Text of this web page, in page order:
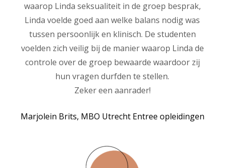
waarop Linda seksualiteit in de groep besprak,
Linda voelde goed aan welke balans nodig was
tussen persoonlijk en klinisch. De studenten
voelden zich veilig bij de manier waarop Linda de
controle over de groep bewaarde waardoor zij
hun vragen durfden te stellen.
Zeker een aanrader!
Marjolein Brits, MBO Utrecht Entree opleidingen